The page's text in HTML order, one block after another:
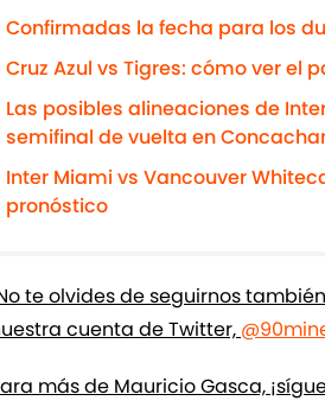
Confirmadas la fecha para los
Cruz Azul vs Tigres: cómo ver el
Las posibles alineaciones de
semifinal de vuelta en
Inter Miami vs Vancouver
pronóstico
te olvides de seguirnos
cuenta de Twitter,
más de Mauricio Gasca,